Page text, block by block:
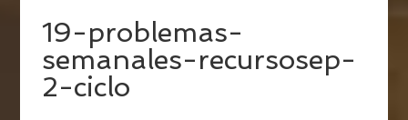
19-problemas-
semanales-recursosep-
2-ciclo